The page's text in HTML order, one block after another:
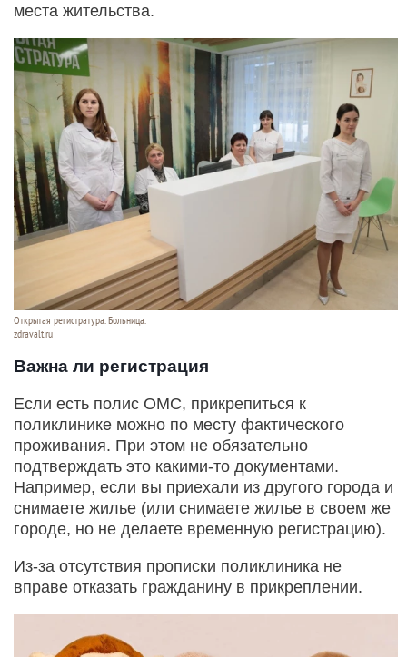
места жительства.
Открытая регистратура. Больница.
zdravalt.ru
Важна ли регистрация
Если есть полис ОМС, прикрепиться к
поликлинике можно по месту фактического
проживания. При этом не обязательно
подтверждать это какими-то документами.
Например, если вы приехали из другого города и
снимаете жилье (или снимаете жилье в своем же
городе, но не делаете временную регистрацию).
Из-за отсутствия прописки поликлиника не
вправе отказать гражданину в прикреплении.